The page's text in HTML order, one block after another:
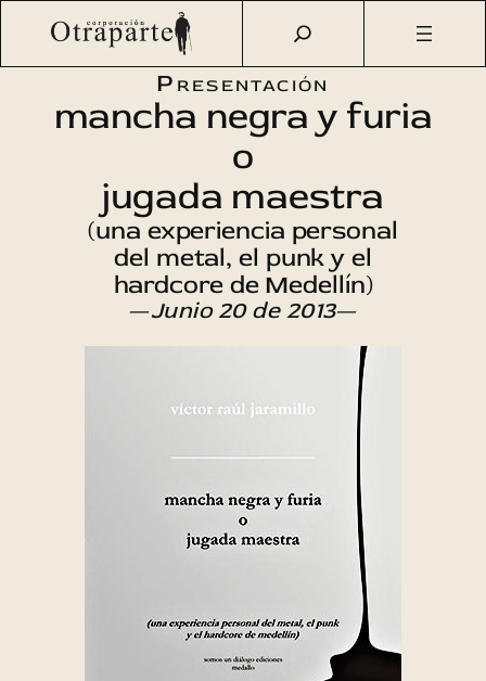
Saltar
Otraparte.org/Agenda Cultural Literatura
mancha
negra y furia o jugada maestra
Presentación
mancha negra y furia
o
jugada maestra
(una experiencia personal
del metal, el punk y el
hardcore de Medellín)
—Junio 20 de 2013—